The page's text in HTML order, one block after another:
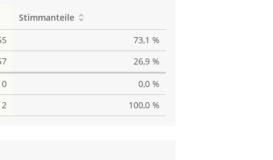
Stimmanteile
73,1 %
26,9 %
0
0,0 %
100,0 %